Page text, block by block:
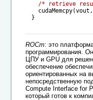
/* retrieve
}
ROCm: это
программирования.
ЦПУ и GPU для
обеспечение
ориентированных на
непосредственную
Compute Interface for
который готов к